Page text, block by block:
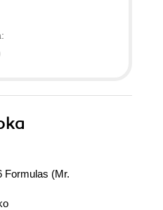
liczbie... odrobina
to jest ona
no i rzecz jasna musi
Formulas (Mr.